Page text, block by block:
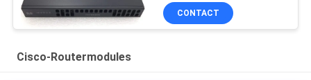
CONTACT
Cisco-Routermodules